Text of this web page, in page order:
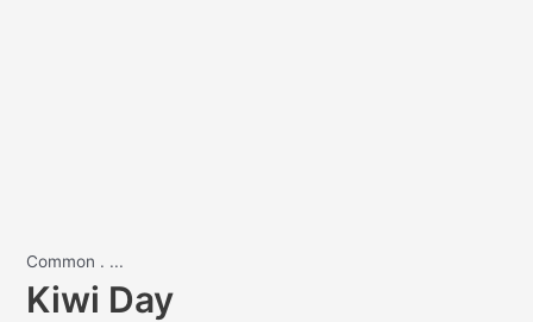
Common . ...
Kiwi Day